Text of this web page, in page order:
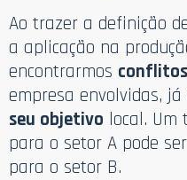
Ao trazer a definição
a aplicação na
encontrarmos conflitos
empresa envolvidas, já
seu objetivo local. Um
para o setor A pode
para o setor B.